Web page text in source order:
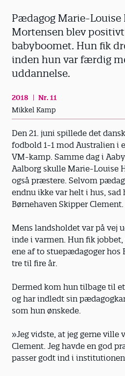
Pædagog Marie-Louise
Mortensen blev
babyboomet. Hun fik
inden hun var færdig
uddannelse.
2018
Nr. 11
Mikkel Kamp
Den 21. juni spillede det
fodbold 1-1 mod Australien i
VM-kamp. Samme dag i
Aalborg skulle Marie-Louise
også præstere. Selvom
endnu ikke var helt i hus,
Børnehaven Skipper Clement.
Mens landsholdet var på vej
inde i varmen. Hun fik jobbet,
ene af to stuepædagoger hos
tre til fire år.
Dermed kom hun tilbage til
og har indledt sin
som hun ønskede.
»Jeg vidste, at jeg gerne ville
Clement. Jeg havde en god
passer godt ind i